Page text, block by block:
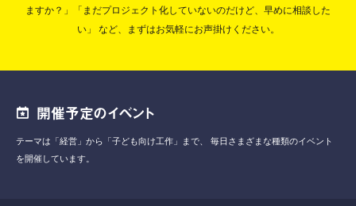
ますか？」「まだプロジェクト化していないのだけど、早めに相談した
い」
など、まずはお気軽にお声掛けください。
開催予定のイベント
テーマは「経営」から「子ども向け工作」まで、
毎日さまざまな種類のイベント
を開催しています。